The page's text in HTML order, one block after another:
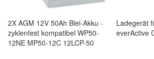
2X AGM 12V 50Ah Blei-Akku -
zyklenfest kompatibel WP50-
12NE MP50-12C 12LCP-50
Ladegerät
everActive